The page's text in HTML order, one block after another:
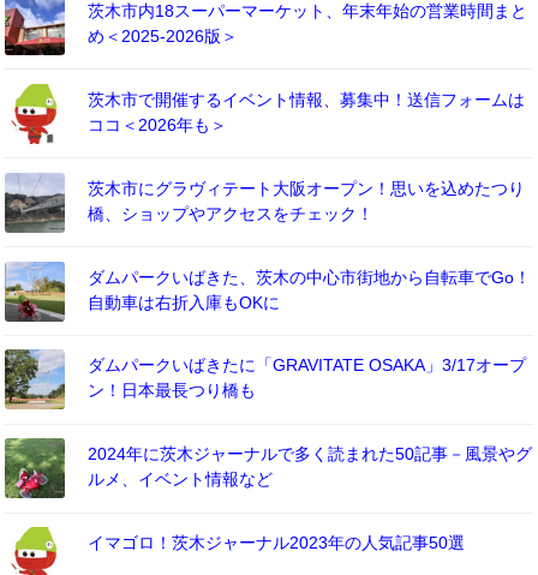
茨木市内18スーパーマーケット、年末年始の営業時間まと
め＜2025-2026版＞
茨木市で開催するイベント情報、募集中！送信フォームは
ココ＜2026年も＞
茨木市にグラヴィテート大阪オープン！思いを込めたつり
橋、ショップやアクセスをチェック！
ダムパークいばきた、茨木の中心市街地から自転車でGo！
自動車は右折入庫もOKに
ダムパークいばきたに「GRAVITATE OSAKA」3/17オープ
ン！日本最長つり橋も
2024年に茨木ジャーナルで多く読まれた50記事－風景やグ
ルメ、イベント情報など
イマゴロ！茨木ジャーナル2023年の人気記事50選